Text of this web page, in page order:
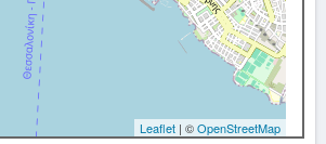
Leaflet | ©OpenStreetMap